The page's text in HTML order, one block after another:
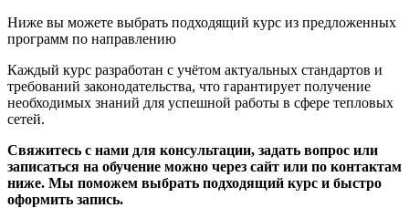
Ниже вы можете выбрать подходящий курс из предложенных
программ по направлению
Каждый курс разработан с учётом актуальных стандартов и
требований законодательства, что гарантирует получение
необходимых знаний для успешной работы в сфере тепловых
сетей.
Свяжитесь с нами для консультации, задать вопрос или
записаться на обучение можно через сайт или по контактам
ниже. Мы поможем выбрать подходящий курс и быстро
оформить запись.